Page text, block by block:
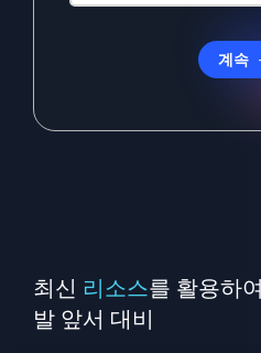
계속
최신 리소스를 활용하
발 앞서 대비